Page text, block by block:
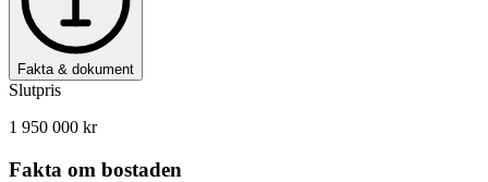
Fakta & dokument
Slutpris
1 950 000 kr
Fakta om bostaden